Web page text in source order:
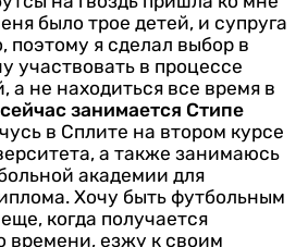
было трое детей, и супруга
поэтому я сделал выбор в
участвовать в процессе
а не находиться все время в
занимается Стипе
в Сплите на втором курсе
а также занимаюсь
академии для
Хочу быть футбольным
когда получается
времени, езжу к своим